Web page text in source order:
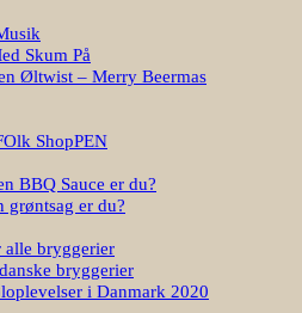
Skum På
Øltwist – Merry Beermas
ShopPEN
BBQ Sauce er du?
er du?
alle bryggerier
bryggerier
i Danmark 2020